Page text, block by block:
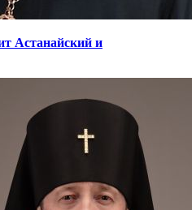
Астанайский и